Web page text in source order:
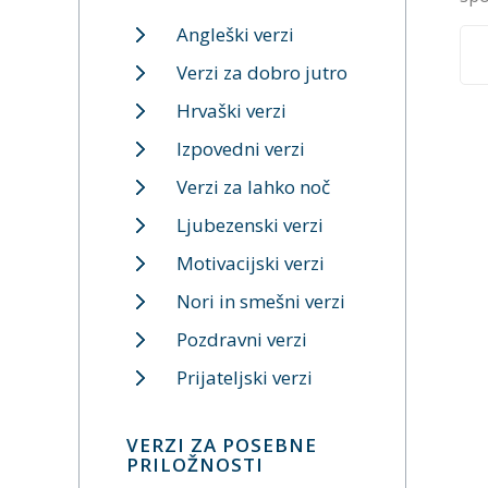
Angleški verzi
Verzi za dobro jutro
Hrvaški verzi
Izpovedni verzi
Verzi za lahko noč
Ljubezenski verzi
Motivacijski verzi
Nori in smešni verzi
Pozdravni verzi
Prijateljski verzi
VERZI ZA POSEBNE
PRILOŽNOSTI